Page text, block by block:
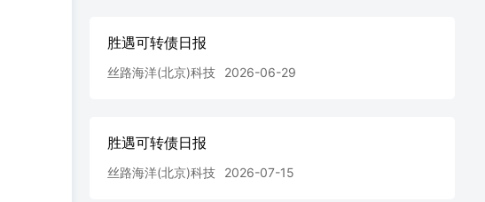
胜遇可转债日报
丝路海洋(北京)科技 2026-06-29
胜遇可转债日报
丝路海洋(北京)科技 2026-07-15